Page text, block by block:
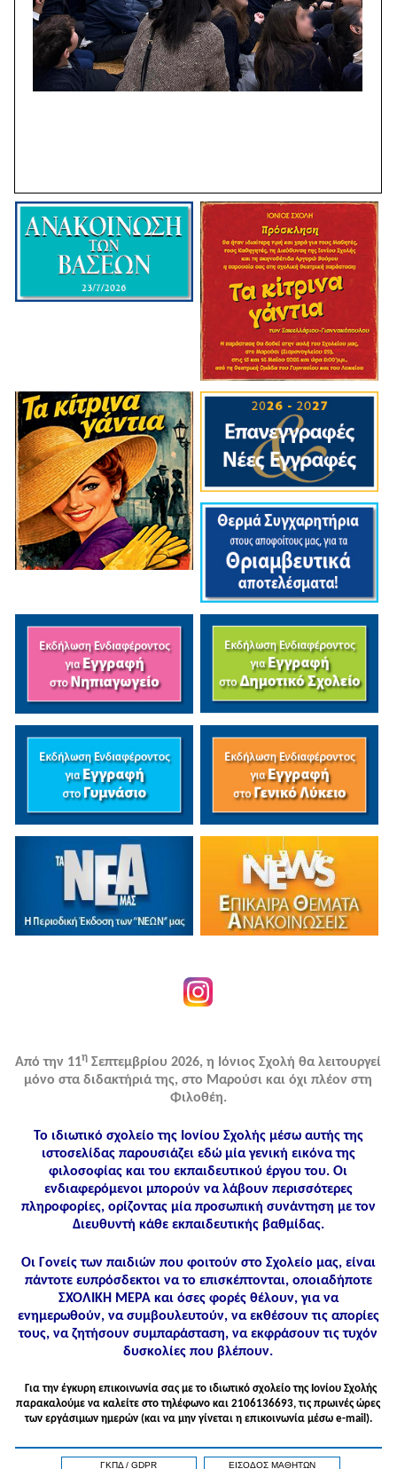
Από την 11η Σεπτεμβρίου 2026, η Ιόνιος Σχολή θα λειτουργεί
μόνο στα διδακτήριά της, στο Μαρούσι και όχι πλέον στη
Φιλοθέη.
Το ιδιωτικό σχολείο της Ιονίου Σχολής μέσω αυτής της
ιστοσελίδας παρουσιάζει εδώ μία γενική εικόνα της
φιλοσοφίας και του εκπαιδευτικού έργου του. Οι
ενδιαφερόμενοι μπορούν να λάβουν περισσότερες
πληροφορίες, ορίζοντας μία προσωπική συνάντηση με τον
Διευθυντή κάθε εκπαιδευτικής βαθμίδας.
Οι Γονείς των παιδιών που φοιτούν στο Σχολείο μας, είναι
πάντοτε ευπρόσδεκτοι να το επισκέπτονται, οποιαδήποτε
ΣΧΟΛΙΚΗ ΜΕΡΑ και όσες φορές θέλουν, για να
ενημερωθούν, να συμβουλευτούν, να εκθέσουν τις απορίες
τους, να ζητήσουν συμπαράσταση, να εκφράσουν τις τυχόν
δυσκολίες που βλέπουν.
Για την έγκυρη επικοινωνία σας με το ιδιωτικό σχολείο της Ιονίου Σχολής
παρακαλούμε να καλείτε στo τηλέφωνo και 2106136693, τις πρωινές ώρες
των εργάσιμων ημερών (και να μην γίνεται η επικοινωνία μέσω e-mail).
ΓΚΠΔ / GDPR ΕΙΣΟΔΟΣ ΜΑΘΗΤΩΝ